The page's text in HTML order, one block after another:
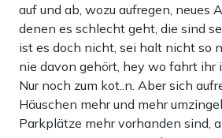
auf und ab, wozu aufregen, neues
denen es schlecht geht, die sind
ist es doch nicht, sei halt nicht so
nie davon gehört, hey wo fahrt ihr
Nur noch zum kot..n. Aber sich
Häuschen mehr und mehr
Parkplätze mehr vorhanden sind,